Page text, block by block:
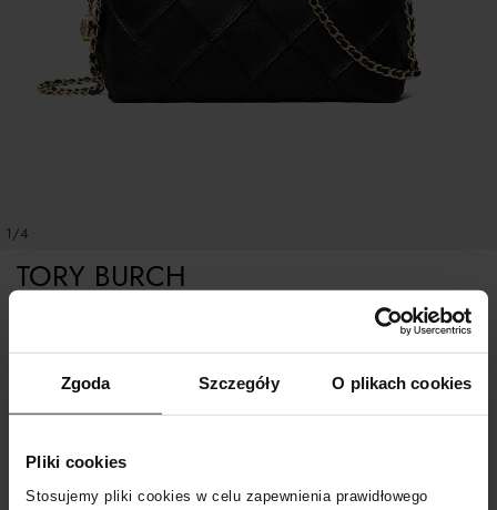
Zgoda Szczegóły O plikach cookies
Pliki cookies
Stosujemy pliki cookies w celu zapewnienia prawidłowego
1/4
TORY BURCH
POWIADOM O DOSTAWIE